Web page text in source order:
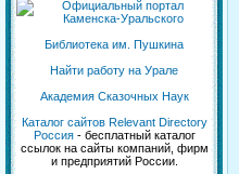
Библиотека им. Пушкина
Найти работу на Урале
Академия Сказочных Наук
Каталог сайтов Relevant Directory
Россия- бесплатный каталог
ссылок на сайты компаний, фирм
и предприятий России.